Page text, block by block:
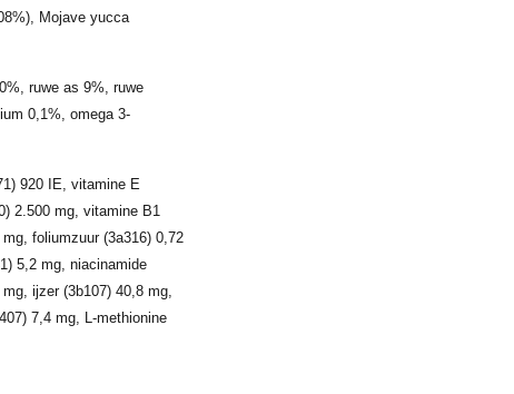
Mojave yucca
ruwe as 9%, ruwe
0,1%, omega 3-
920 IE, vitamine E
2.500 mg, vitamine B1
foliumzuur (3a316) 0,72
5,2 mg, niacinamide
ijzer (3b107) 40,8 mg,
7,4 mg, L-methionine